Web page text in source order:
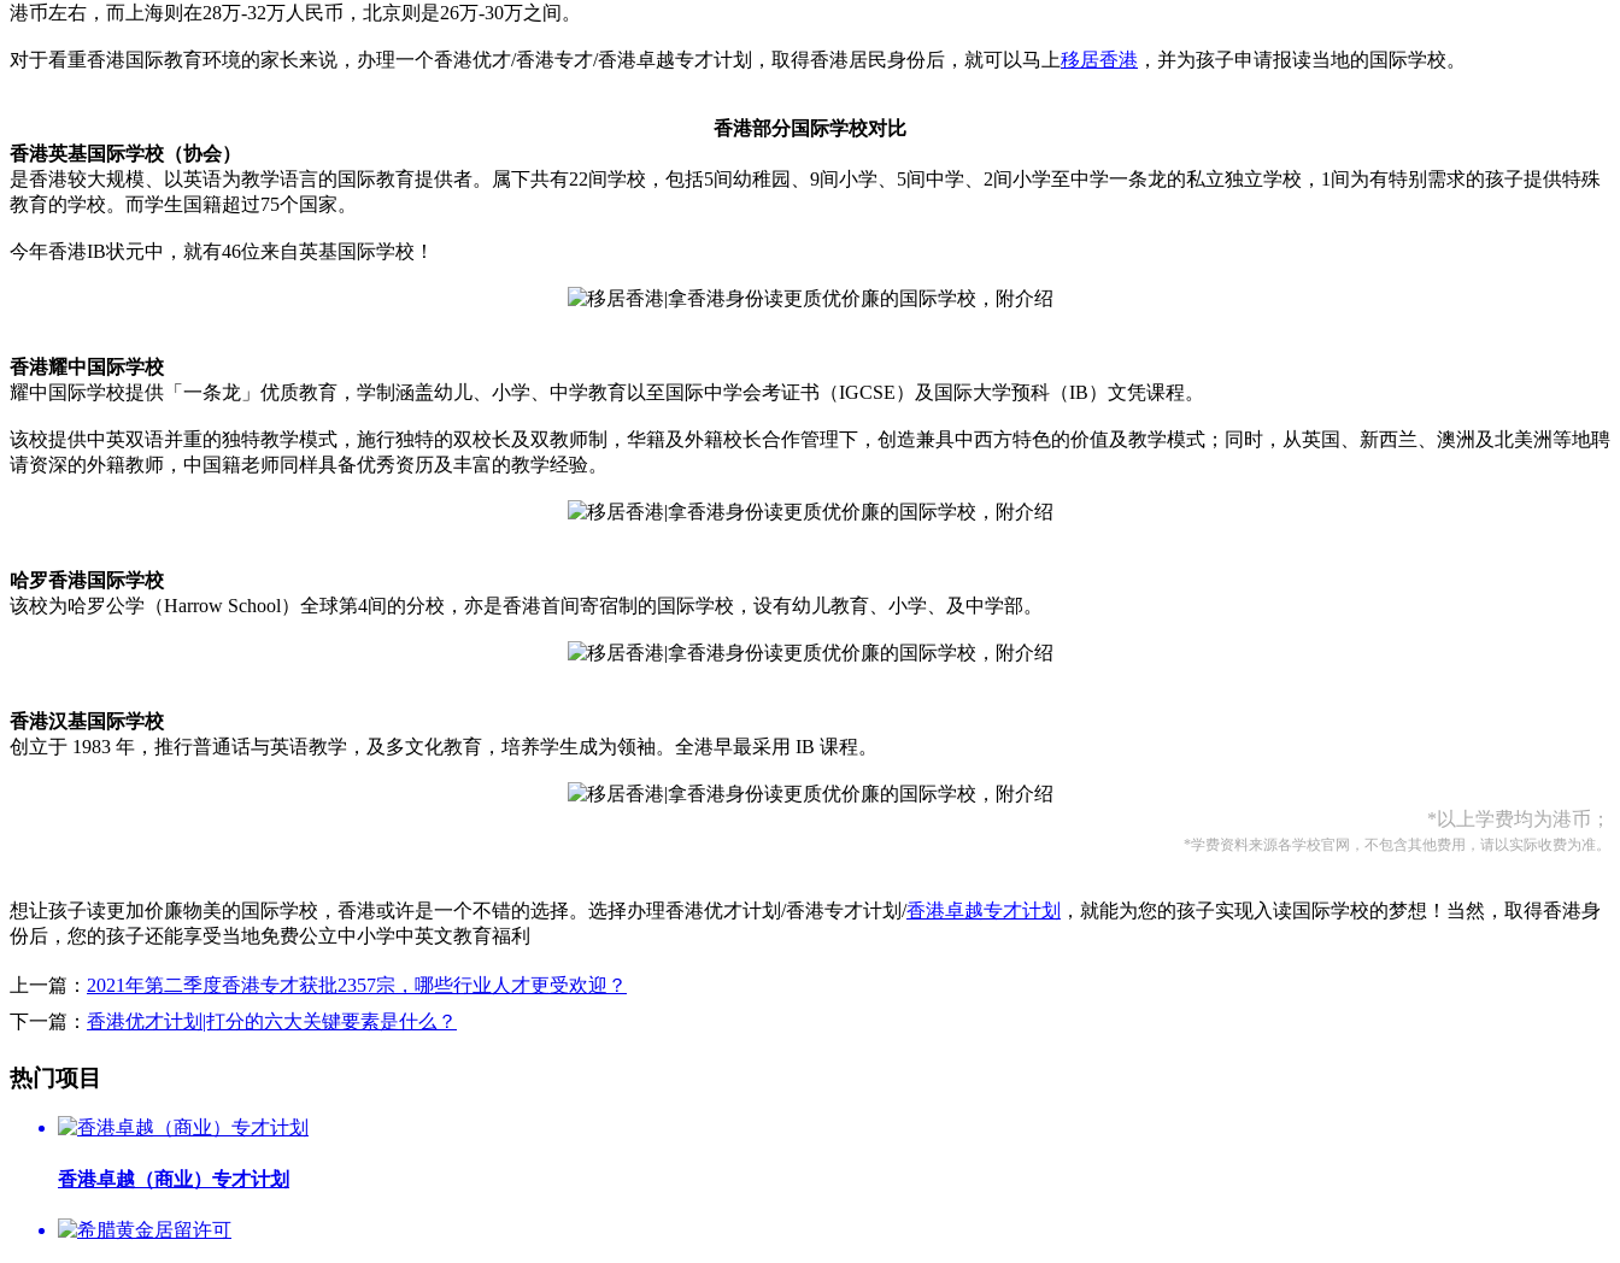
港币左右，而上海则在28万-32万人民币，北京则是26万-30万之间。
对于看重香港国际教育环境的家长来说，办理一个香港优才/香港专才/香港卓越专才计划，取得香港居民身份后，就可以马上移居香港 ，并为孩子申请报读当地的国际学校。
香港部分国际学校对比
香港英基国际学校（协会）
是香港较大规模、以英语为教学语言的国际教育提供者。属下共有22间学校，包括5间幼稚园、9间小学、5间中学、2间小学至中学一条龙的私立独立学校，1间为有特别需求的孩子提供特殊
教育的学校。而学生国籍超过75个国家。
今年香港IB状元中，就有46位来自英基国际学校！
香港耀中国际学校
耀中国际学校提供「一条龙」优质教育，学制涵盖幼儿、小学、中学教育以至国际中学会考证书（IGCSE）及国际大学预科（IB）文凭课程。
该校提供中英双语并重的独特教学模式，施行独特的双校长及双教师制，华籍及外籍校长合作管理下，创造兼具中西方特色的价值及教学模式；同时，从英国、新西兰、澳洲及北美洲等地聘
请资深的外籍教师，中国籍老师同样具备优秀资历及丰富的教学经验。
哈罗香港国际学校
该校为哈罗公学（Harrow School）全球第4间的分校，亦是香港首间寄宿制的国际学校，设有幼儿教育、小学、及中学部。
香港汉基国际学校
创立于 1983 年，推行普通话与英语教学，及多文化教育，培养学生成为领袖。全港早最采用 IB 课程。
*以上学费均为港币；
*学费资料来源各学校官网，不包含其他费用，请以实际收费为准。
想让孩子读更加价廉物美的国际学校，香港或许是一个不错的选择。选择办理香港优才计划/香港专才计划/香港卓越专才计划
，就能为您的孩子实现入读国际学校的梦想！当然，取得香港身
份后，您的孩子还能享受当地免费公立中小学中英文教育福利
上一篇： 2021年第二季度香港专才获批2357宗，哪些行业人才更受欢迎？
下一篇： 香港优才计划|打分的六大关键要素是什么？
热门项目
香港卓越（商业）专才计划